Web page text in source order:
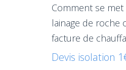
Comment se
lainage de roche
facture de
Devis isolation